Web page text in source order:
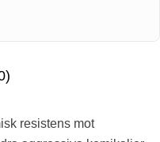
resistens mot